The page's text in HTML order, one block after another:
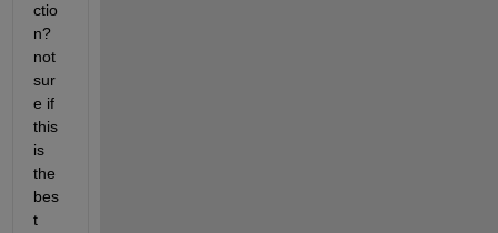
ctio
n?
not
sur
e if
this
is
the
bes
t